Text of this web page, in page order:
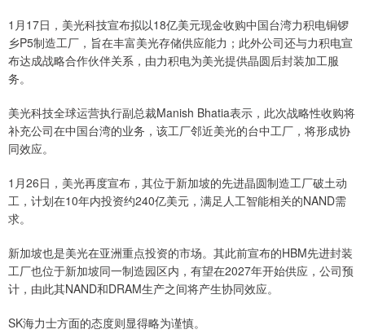
1月17日，美光科技宣布拟以18亿美元现金收购中国台湾力积电铜锣
乡P5制造工厂，旨在丰富美光存储供应能力；此外公司还与力积电宣
布达成战略合作伙伴关系，由力积电为美光提供晶圆后封装加工服
务。
美光科技全球运营执行副总裁Manish Bhatia表示，此次战略性收购将
补充公司在中国台湾的业务，该工厂邻近美光的台中工厂，将形成协
同效应。
1月26日，美光再度宣布，其位于新加坡的先进晶圆制造工厂破土动
工，计划在10年内投资约240亿美元，满足人工智能相关的NAND需
求。
新加坡也是美光在亚洲重点投资的市场。其此前宣布的HBM先进封装
工厂也位于新加坡同一制造园区内，有望在2027年开始供应，公司预
计，由此其NAND和DRAM生产之间将产生协同效应。
SK海力士方面的态度则显得略为谨慎。